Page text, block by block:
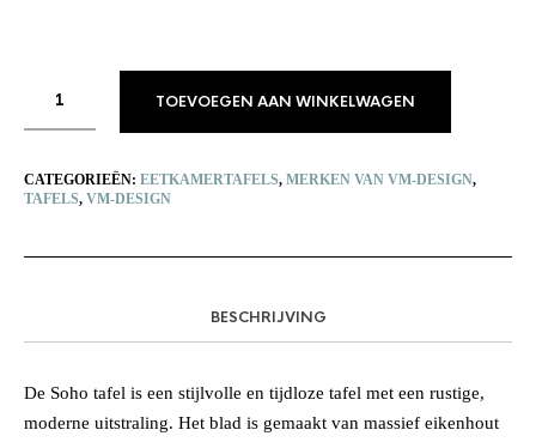
TOEVOEGEN AAN WINKELWAGEN
CATEGORIEËN: EETKAMERTAFELS, MERKEN VAN VM-DESIGN,
TAFELS, VM-DESIGN
BESCHRIJVING
De Soho tafel is een stijlvolle en tijdloze tafel met een rustige,
moderne uitstraling. Het blad is gemaakt van massief eikenhout